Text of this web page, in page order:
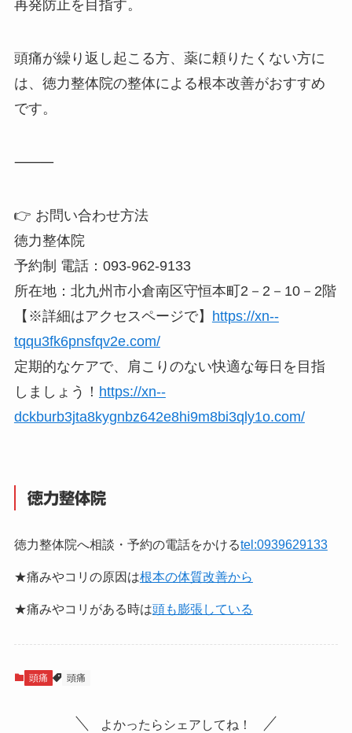
再発防止を目指す。
頭痛が繰り返し起こる方、薬に頼りたくない方に
は、徳力整体院の整体による根本改善がおすすめ
です。
⸻
👉 お問い合わせ方法
徳力整体院
予約制 電話：093-962-9133
所在地：北九州市小倉南区守恒本町2－2－10－2階
【※詳細はアクセスページで】 https://xn--
tqqu3fk6pnsfqv2e.com/
定期的なケアで、肩こりのない快適な毎日を目指
しましょう！ https://xn--
dckburb3jta8kygnbz642e8hi9m8bi3qly1o.com/
徳力整体院
徳力整体院へ相談・予約の電話をかけるtel:0939629133
★痛みやコリの原因は根本の体質改善から
★痛みやコリがある時は頭も膨張している
頭痛 頭痛
よかったらシェアしてね！